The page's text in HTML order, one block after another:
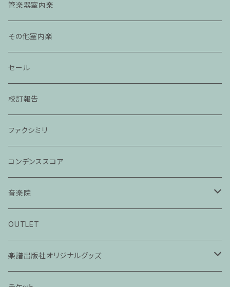
管楽器室内楽
その他室内楽
セール
校訂報告
ファクシミリ
コンデンススコア
音楽院
ピアノ科３０分レッスン
ピアノ科４５分レッスン
OUTLET
楽譜出版社オリジナルグッズ